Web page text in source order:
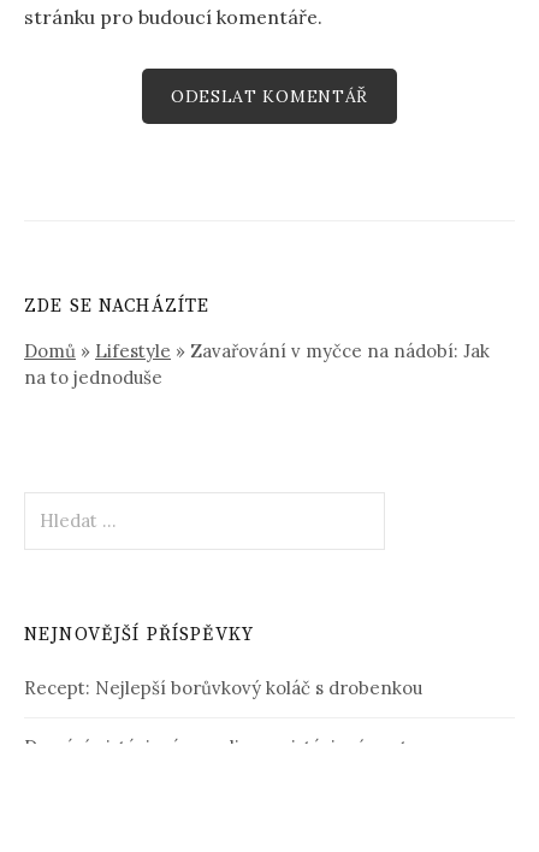
stránku pro budoucí komentáře.
ZDE SE NACHÁZÍTE
Domů » Lifestyle » Zavařování v myčce na nádobí: Jak
na to jednoduše
NEJNOVĚJŠÍ PŘÍSPĚVKY
Recept: Nejlepší borůvkový koláč s drobenkou
Domácí pistáciová zmrzlina z pistáciové pasty